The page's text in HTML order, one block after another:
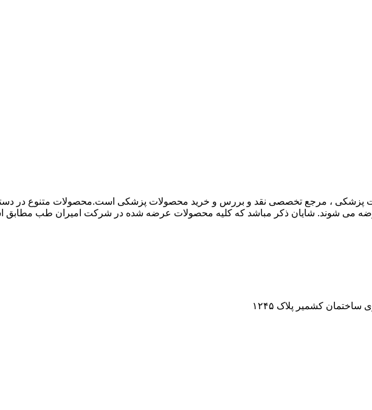
پزشکی ، مرجع تخصصی نقد و بررس و خرید محصولات پزشکی است.محصولات متنوع در
می شوند. شایان ذکر مباشد که کلیه محصولات عرضه شده در شرکت امیران طب مطابق
کشمیر پلاک ۱۲۴۵